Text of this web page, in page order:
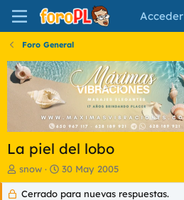
Acceder
Foro General
La piel del lobo
I
n
snow
F
e
c
30 May 2005
Cerrado para nuevas respuestas.